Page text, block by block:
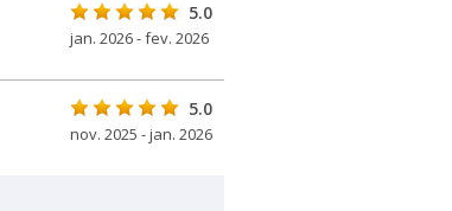
5.0
jan. 2026 - fev. 2026
5.0
nov. 2025 - jan. 2026